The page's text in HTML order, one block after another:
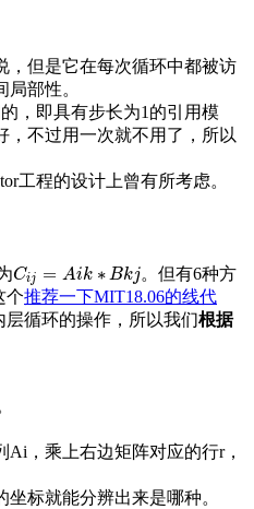
，但是它在每次循环中都被访
部性。
，即具有步长为1的引用模
，不过用一次就不用了，所以
工程的设计上曾有所考虑。
Cij = Aik ∗ Bkj
Cij= A k∗B kj
。但有6种方
个推荐一下MIT18.06的线代
循环的操作，所以我们根据
，乘上右边矩阵对应的行r，
标就能分辨出来是哪种。